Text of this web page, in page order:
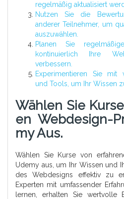
regelmäßig aktualisiert
Nutzen Sie die
anderer Teilnehmer, um
auszuwählen.
Planen Sie
kontinuierlich Ihre
verbessern.
Experimentieren Sie mit
und Tools, um Ihr Wissen
Wählen Sie
En Webdesign-
My Aus.
Wählen Sie Kurse von
Udemy aus, um Ihr Wissen und
des Webdesigns effektiv zu
Experten mit umfassender
lernen, erhalten Sie wertvolle